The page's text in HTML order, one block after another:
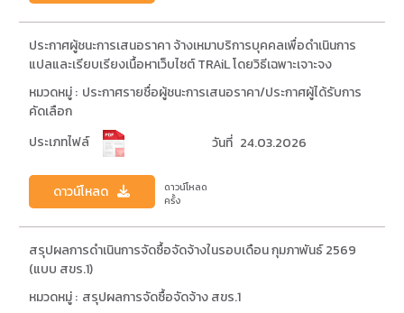
ประกาศผู้ชนะการเสนอราคา จ้างเหมาบริการบุคคลเพื่อดำเนินการ
แปลและเรียบเรียงเนื้อหาเว็บไซต์ TRAiL โดยวิธีเฉพาะเจาะจง
หมวดหมู่ : ประกาศรายชื่อผู้ชนะการเสนอราคา/ประกาศผู้ได้รับการ
คัดเลือก
ประเภทไฟล์
วันที่ 24.03.2026
ดาวน์โหลด
ดาวน์โหลด
ครั้ง
สรุปผลการดำเนินการจัดซื้อจัดจ้างในรอบเดือน กุมภาพันธ์ 2569
(แบบ สขร.1)
หมวดหมู่ : สรุปผลการจัดซื้อจัดจ้าง สขร.1